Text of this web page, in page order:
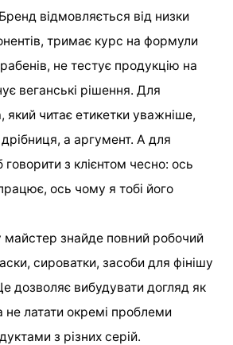
відмовляється від низки
тримає курс на формули
не тестує продукцію на
веганські рішення. Для
який читає етикетки уважніше,
а аргумент. А для
з клієнтом чесно: ось
ось чому я тобі його
майстер знайде повний робочий
сироватки, засоби для фінішу
дозволяє вибудувати догляд як
не латати окремі проблеми
з різних серій.